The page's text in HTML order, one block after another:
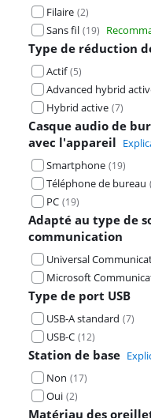
Filaire (2)
Sans fil (19)
Type de réduction
Actif (5)
Advanced hybrid
Hybrid active (7)
Casque audio de
avec l'appareil
Smartphone (19)
Téléphone de bureau (
PC (19)
Adapté au type de
communication
Universal
Microsoft
Type de port USB
USB-A standard (7)
USB-C (12)
Station de base
Non (17)
Oui (2)
Matériau des